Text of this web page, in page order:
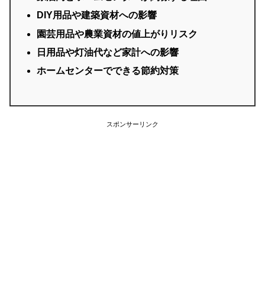
DIY用品や建築資材への影響
園芸用品や農業資材の値上がりリスク
日用品や灯油代など家計への影響
ホームセンターでできる節約対策
スポンサーリンク